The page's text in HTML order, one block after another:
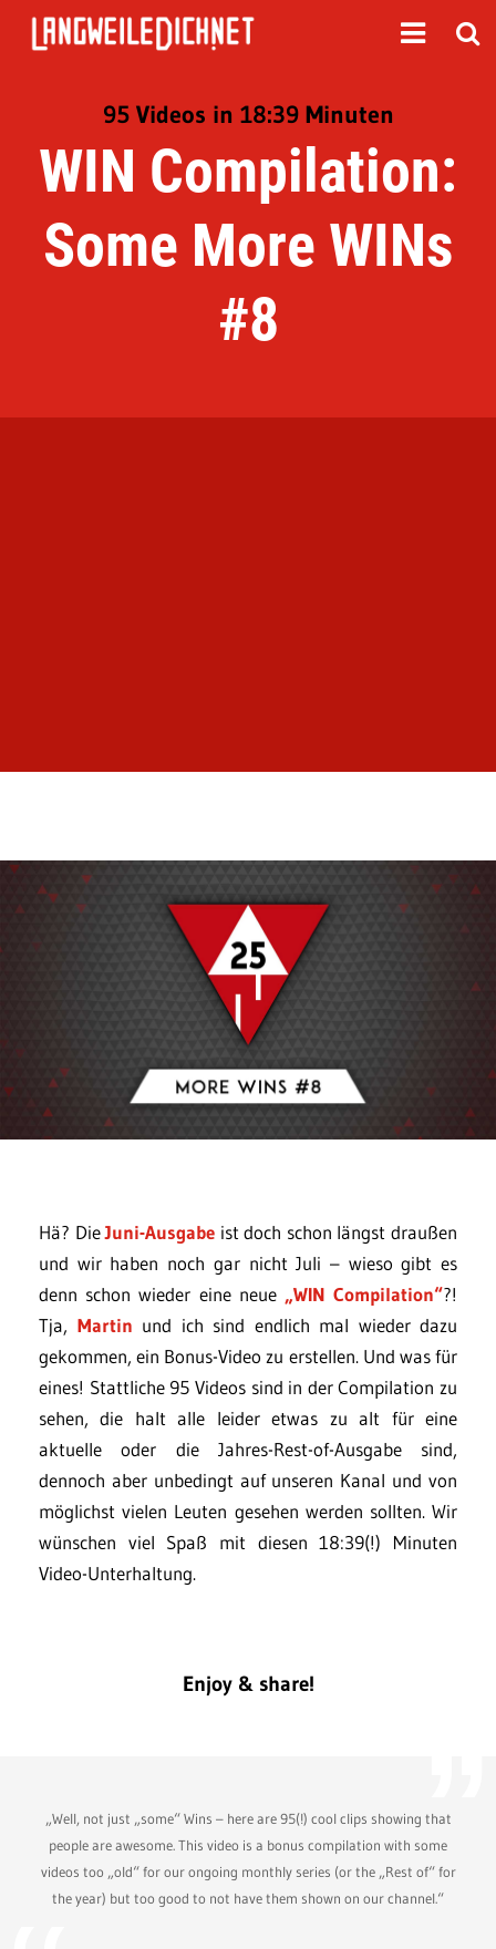
95 Videos in 18:39 Minuten
WIN Compilation:
Some More WINs
#8
Hä? DieJuni-Ausgabe ist doch schon längst draußen
und wir haben noch gar nicht Juli – wieso gibt es
denn schon wieder eine neue „WIN Compilation“?!
Tja, Martin und ich sind endlich mal wieder dazu
gekommen, ein Bonus-Video zu erstellen. Und was für
eines! Stattliche 95 Videos sind in der Compilation zu
sehen, die halt alle leider etwas zu alt für eine
aktuelle oder die Jahres-Rest-of-Ausgabe sind,
dennoch aber unbedingt auf unseren Kanal und von
möglichst vielen Leuten gesehen werden sollten. Wir
wünschen viel Spaß mit diesen 18:39(!) Minuten
Video-Unterhaltung.
Enjoy & share!
„Well, not just „some“ Wins – here are 95(!) cool clips showing that
people are awesome. This video is a bonus compilation with some
videos too „old“ for our ongoing monthly series (or the „Rest of“ for
the year) but too good to not have them shown on our channel.“